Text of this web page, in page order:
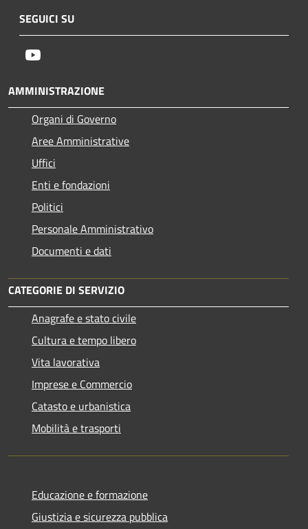
SEGUICI SU
AMMINISTRAZIONE
Organi di Governo
Aree Amministrative
Uffici
Enti e fondazioni
Politici
Personale Amministrativo
Documenti e dati
CATEGORIE DI SERVIZIO
Anagrafe e stato civile
Cultura e tempo libero
Vita lavorativa
Imprese e Commercio
Catasto e urbanistica
Mobilità e trasporti
Educazione e formazione
Giustizia e sicurezza pubblica